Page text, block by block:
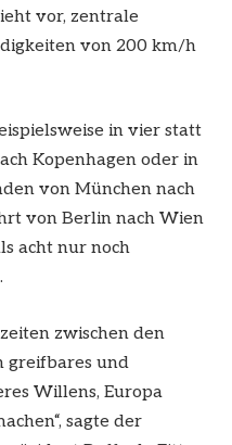
vor, zentrale
von 200 km/h
in vier statt
Kopenhagen oder in
von München nach
von Berlin nach Wien
acht nur noch
zwischen den
greifbares und
Willens, Europa
sagte der